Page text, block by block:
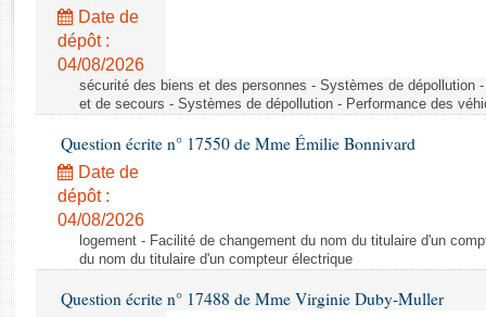
Rapports législatifs
Rapports sur l'application des lois
Baromètre de l’application des lois
Dossiers législatifs
Budget et sécurité sociale
Questions écrites et orales
Comptes rendus des débats
Date de
dépôt :
04/08/2026
sécurité des biens et des personnes - Systèmes de dépollution
et de secours - Systèmes de dépollution - Performance des
Question écrite n° 17550 de Mme Émilie Bonnivard
Date de
dépôt :
04/08/2026
logement - Facilité de changement du nom du titulaire d'un
du nom du titulaire d'un compteur électrique
Question écrite n° 17488 de Mme Virginie Duby-Muller